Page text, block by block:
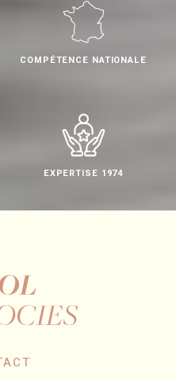
COMPÉTENCE NATIONALE
EXPERTISE 1974